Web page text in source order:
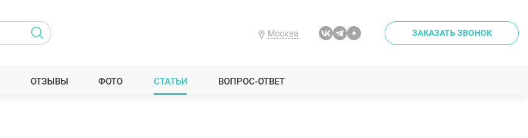
Москва ЗАКАЗАТЬ ЗВОНОК
ОТЗЫВЫ ФОТО СТАТЬИ ВОПРОС-ОТВЕТ